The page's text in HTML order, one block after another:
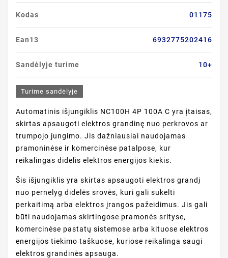
Kodas 01175
Ean13 6932775202416
Sandėlyje turime 10+
Turime sandėlyje
Automatinis išjungiklis NC100H 4P 100A C yra įtaisas,
skirtas apsaugoti elektros grandinę nuo perkrovos ar
trumpojo jungimo. Jis dažniausiai naudojamas
pramoninėse ir komercinėse patalpose, kur
reikalingas didelis elektros energijos kiekis.
Šis išjungiklis yra skirtas apsaugoti elektros grandį
nuo pernelyg didelės srovės, kuri gali sukelti
perkaitimą arba elektros įrangos pažeidimus. Jis gali
būti naudojamas skirtingose pramonės srityse,
komercinėse pastatų sistemose arba kituose elektros
energijos tiekimo taškuose, kuriose reikalinga saugi
elektros grandinės apsauga.